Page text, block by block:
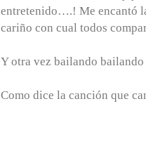
entretenido….! Me encantó
cariño con cual todos
Y otra vez bailando
Como dice la canción que